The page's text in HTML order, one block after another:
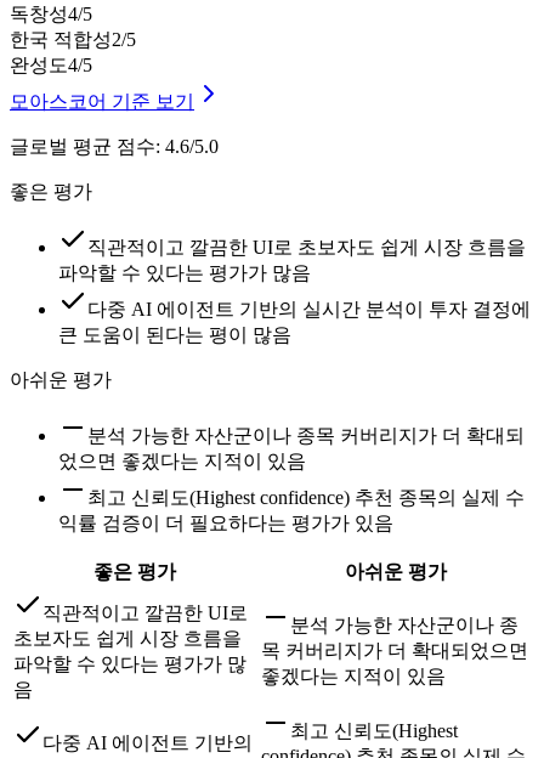
독창성4/5
한국 적합성2/5
완성도4/5
모아스코어 기준 보기
글로벌 평균 점수: 4.6/5.0
좋은 평가
직관적이고 깔끔한 UI로 초보자도 쉽게 시장 흐름을
파악할 수 있다는 평가가 많음
다중 AI 에이전트 기반의 실시간 분석이 투자 결정에
큰 도움이 된다는 평이 많음
아쉬운 평가
분석 가능한 자산군이나 종목 커버리지가 더 확대되
었으면 좋겠다는 지적이 있음
최고 신뢰도(Highest confidence) 추천 종목의 실제 수
익률 검증이 더 필요하다는 평가가 있음
좋은 평가
아쉬운 평가
직관적이고 깔끔한 UI로
초보자도 쉽게 시장 흐름을
파악할 수 있다는 평가가 많
음
분석 가능한 자산군이나 종
목 커버리지가 더 확대되었으면
좋겠다는 지적이 있음
다중 AI 에이전트 기반의
최고 신뢰도(Highest